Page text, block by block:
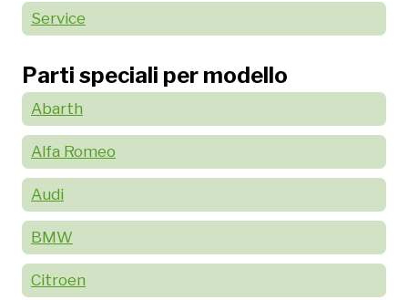
Service
Parti speciali per modello
Abarth
Alfa Romeo
Audi
BMW
Citroen